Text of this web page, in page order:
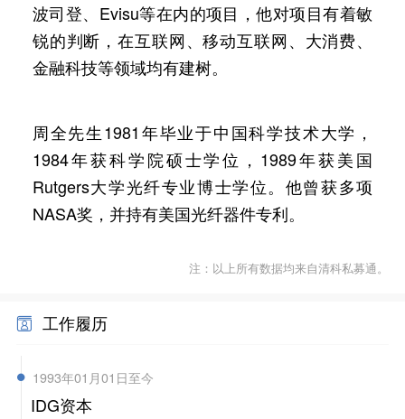
波司登、 Evisu等在内的项目，他对项目有着敏
锐的判断，在互联网、移动互联网、大消费、
金融科技等领域均有建树。
周全先生1981年毕业于中国科学技术大学，
1984年获科学院硕士学位，1989年获美国
Rutgers大学光纤专业博士学位。他曾获多项
NASA奖，并持有美国光纤器件专利。
注：以上所有数据均来自清科私募通。
工作履历
1993年01月01日至今
IDG资本